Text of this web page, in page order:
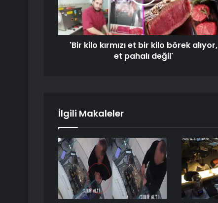
'Bir kilo kırmızı et bir kilo börek alıyor,
et pahalı değil'
İlgili Makaleler